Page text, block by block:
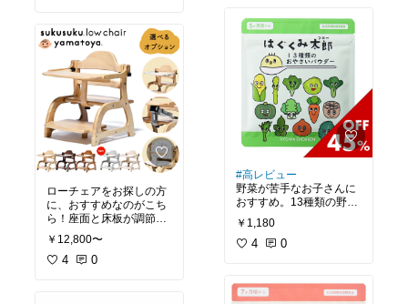
だったー！
卵焼き作りたいけど、卵
2つで作るのは多いな…
と感じる方などに、おす
すめです！
ローチェアをお探しの方
に、おすすめなのがこち
ら！座面と床板が調節で
きる、ローチェアタイプ
の椅子ってなかなかない
ですよね〜！成長に合わ
￥12,800〜
4 0
スでした。
こちらは1回でスパッと
切れるし、失敗なくかわ
いく作れて便利！使うた
びに、｢なんで早く買わな
かったんだろ？｣と思って
ます😂💦
行事食にお弁当にと使う
頻度が多いので、1つ持
っておいて損はないで
#高レビュー
野菜が苦手なお子さんに
おすすめ。13種類の野菜
がギュッと詰まっている
ってすごい✨
パンケーキや蒸しパンに
い方ができて便利！
￥1,180
4 0